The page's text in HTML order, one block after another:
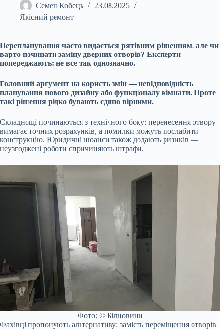
Семен Кобець
23.08.2025
Якісний ремонт
Перепланування часто видається рятівним рішенням, але чи
варто починати заміну дверних отворів? Експерти
попереджають: не все так однозначно.
Головний аргумент на користь змін — невідповідність
планування нового дизайну або функціоналу кімнати. Проте
такі рішення рідко бувають єдино вірними.
Складнощі починаються з технічного боку: перенесення отвору
вимагає точних розрахунків, а помилки можуть послабити
конструкцію. Юридичні нюанси також додають ризиків —
неузгоджені роботи спричиняють штрафи.
Фото: © Білновини
Фахівці пропонують альтернативу: замість переміщення отворів